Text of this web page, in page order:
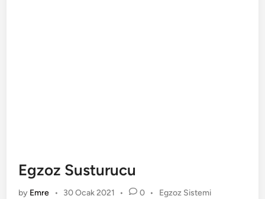
Egzoz Susturucu
by Emre • 30 Ocak 2021 • 0 •
Posted
Egzoz Sistemi